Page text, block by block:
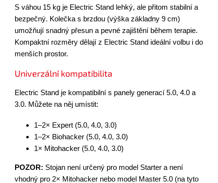
S váhou 15 kg je Electric Stand lehký, ale přitom stabilní a
bezpečný. Kolečka s brzdou (výška základny 9 cm)
umožňují snadný přesun a pevné zajištění během terapie.
Kompaktní rozměry dělají z Electric Stand ideální volbu i do
menších prostor.
Univerzální kompatibilita
Electric Stand je kompatibilní s panely generací 5.0, 4.0 a
3.0. Můžete na něj umístit:
1–2× Expert (5.0, 4.0, 3.0)
1–2× Biohacker (5.0, 4.0, 3.0)
1× Mitohacker (5.0, 4.0, 3.0)
POZOR: Stojan není určený pro model Starter a není
vhodný pro 2× Mitohacker nebo model Master 5.0 (na tyto